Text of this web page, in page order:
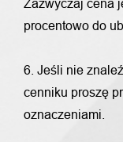
Zazwyczaj cena
procentowo do
6. Jeśli nie
cenniku proszę
oznaczeniami.